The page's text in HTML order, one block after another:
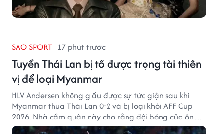
SAO SPORT 17 phút trước
Tuyển Thái Lan bị tố được trọng tài thiên
vị để loại Myanmar
HLV Andersen không giấu được sự tức giận sau khi
Myanmar thua Thái Lan 0-2 và bị loại khỏi AFF Cup
2026. Nhà cầm quân này cho rằng đội bóng của ông
thất bại bởi những quyết định từ tổ trọng tài.